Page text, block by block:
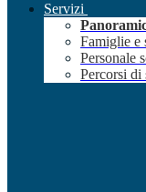
Servizi
Famiglie e
Personale
Percorsi di